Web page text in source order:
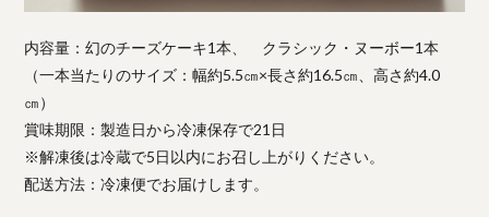
内容量：幻のチーズケーキ1本、 クラシック・ヌーボー1本
（一本当たりのサイズ：幅約5.5㎝×長さ約16.5㎝、高さ約4.0
㎝）
賞味期限：製造日から冷凍保存で21日
※解凍後は冷蔵で5日以内にお召し上がりください。
配送方法：冷凍便でお届けします。